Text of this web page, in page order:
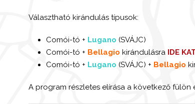
Választható kirándulás típusok:
Comói-tó + Lugano (SVÁJC)
Comói-tó + Bellagio kirándulásra IDE
Comói-tó + Lugano (SVÁJC) + Bellagio
A program részletes elírása a következő fülön